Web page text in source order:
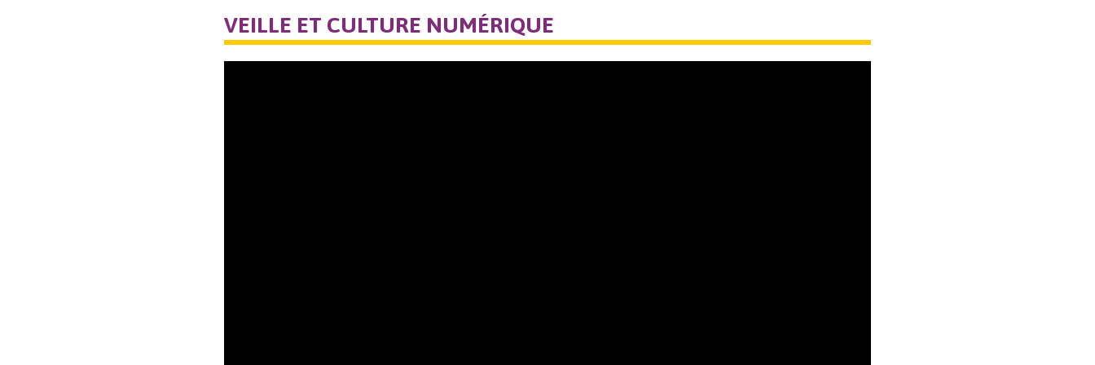
VEILLE ET CULTURE NUMÉRIQUE